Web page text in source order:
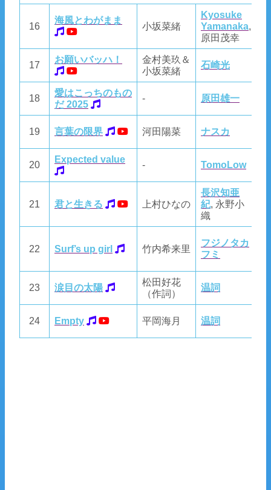
16
海風とわがまま
小坂菜緒
Kyosuke
Yamanaka,
原田茂幸
17
お願いバッハ！
金村美玖＆
小坂菜緒
石崎光
18
愛はこっちのもの
だ 2025
- 原田雄一
19 言葉の限界 河田陽菜 ナスカ
20
Expected value
- TomoLow
21 君と生きる 上村ひなの
長沢知亜
紀, 永野小
織
22 Surf’s up girl 竹内希来里
フジノタカ
フミ
23 涙目の太陽
松田好花
（作詞）
温詞
24 Empty 平岡海月 温詞